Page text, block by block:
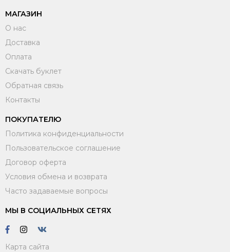
МАГАЗИН
О нас
Доставка
Оплата
Скачать буклет
Обратная связь
Контакты
ПОКУПАТЕЛЮ
Политика конфиденциальности
Пользовательское соглашение
Договор оферта
Условия обмена и возврата
Часто задаваемые вопросы
МЫ В СОЦИАЛЬНЫХ СЕТЯХ
Карта сайта